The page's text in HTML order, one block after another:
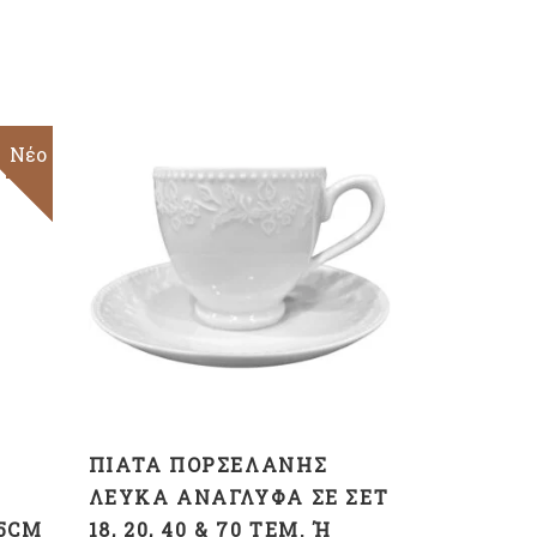
Sale
Νέο
ΚΑΛΆΘΙ
ΠΙΆΤΑ ΠΟΡΣΕΛΆΝΗΣ
ΛΕΥΚΆ ΑΝΆΓΛΥΦΑ ΣΕ ΣΕΤ
18, 20, 40 & 70 ΤΕΜ. Ή Χ